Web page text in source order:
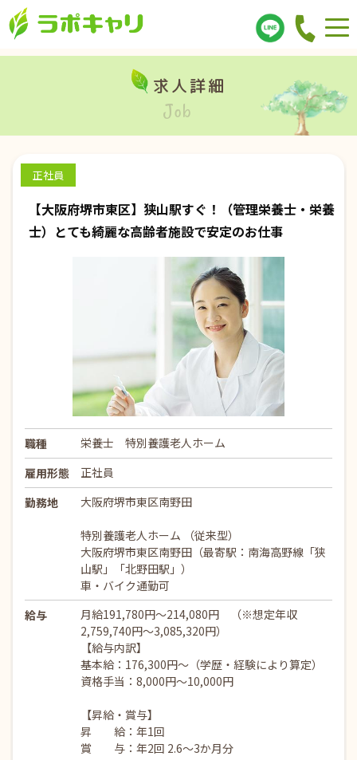
求人詳細
Job
正社員
【大阪府堺市東区】狭山駅すぐ！（管理栄養士・栄養
士）とても綺麗な高齢者施設で安定のお仕事
職種
栄養士 特別養護老人ホーム
雇用形態
正社員
勤務地
大阪府堺市東区南野田
特別養護老人ホーム （従来型）
大阪府堺市東区南野田（最寄駅：南海高野線「狭
山駅」「北野田駅」）
車・バイク通勤可
給与
月給191,780円～214,080円 （※想定年収
2,759,740円～3,085,320円）
【給与内訳】
基本給：176,300円～（学歴・経験により算定）
資格手当：8,000円～10,000円
【昇給・賞与】
昇 給：年1回
賞 与：年2回 2.6～3か月分